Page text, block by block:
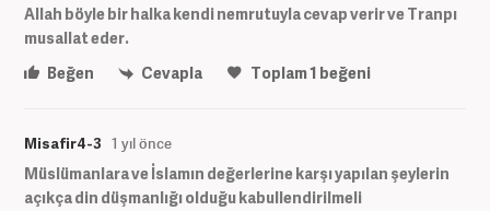
Allah böyle bir halka kendi nemrutuyla cevap verir ve Tranpı
musallat eder.
Beğen
Cevapla Toplam1 beğeni
Misafir4-3 1 yıl önce
Müslümanlara ve İslamın değerlerine karşı yapılan şeylerin
açıkça din düşmanlığı olduğu kabullendirilmeli